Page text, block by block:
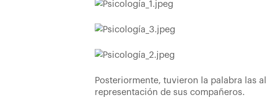
Posteriormente, tuvieron la palabra las
representación de sus compañeros.